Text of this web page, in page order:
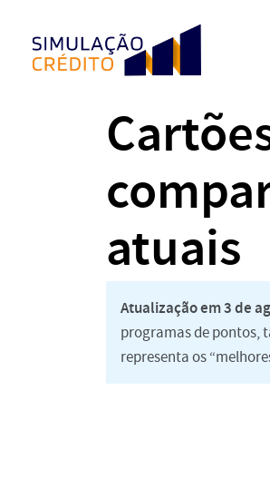
atuais
Atualização em 3 de
programas de pontos,
representa os